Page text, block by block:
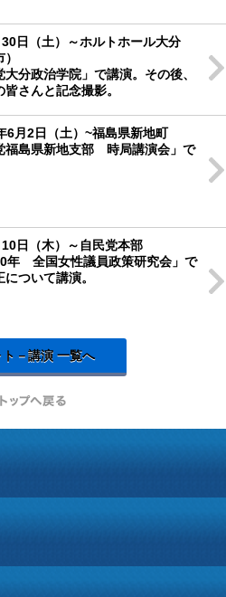
日（土）～ホルトホール大分
大分政治学院」で講演。その後、
皆さんと記念撮影。
6月2日（土）~福島県新地町
福島県新地支部 時局講演会」で
日（木）～自民党本部
年 全国女性議員政策研究会」で
ついて講演。
－講演 一覧へ